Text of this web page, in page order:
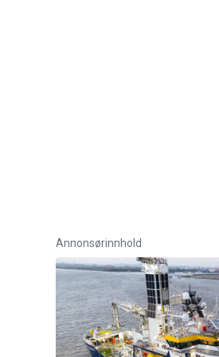
Annonsørinnhold